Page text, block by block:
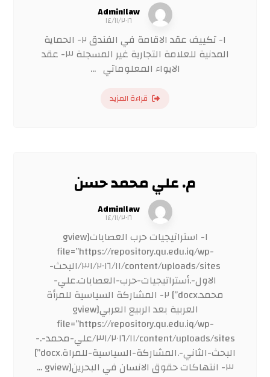
Admin١law
١٤/١١/٢٠١٦
١- تكييف عقد الاقامة في الفندق ٢- الحماية
المدنية للعلامة التجارية غير المسجلة ٣- عقد
الايواء المعلوماتي ...
قراءة المزيد
م. علي محمد حسن
Admin١law
١٤/١١/٢٠١٦
١- استراتيجيات حرب العصابات[gview
file=”https://repository.qu.edu.iq/wp-
content/uploads/sites/٣١/٢٠١٦/١١/البحث-
الاول-.أستراتيجيات-حرب-العصابات.علي-
محمد.docx”] ٢- المشاركة السياسية للمرأة
العربية بعد الربيع العربي[gview
file=”https://repository.qu.edu.iq/wp-
content/uploads/sites/٣١/٢٠١٦/١١/علي-محمد-.-
البحث-الثاني-.المشاركة-السياسية-للمراة.docx”]
٣- انتهاكات حقوق الانسان في البحرين[gview ...